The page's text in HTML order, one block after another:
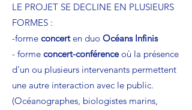
LE PROJET SE DECLINE EN PLUSIEURS
FORMES :
-forme concerten duo Océans Infinis
- forme concert-conférenceoù la présence
d'un ou plusieurs intervenants permettent
une autre interaction avec le public.
(Océanographes, biologistes marins,